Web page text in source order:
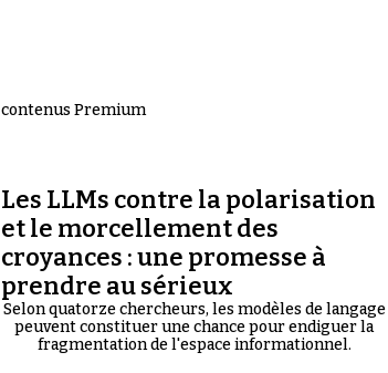
Premium
Les LLMs contre la polarisation
et le morcellement des
croyances : une promesse à
prendre au sérieux
Selon quatorze chercheurs, les modèles de langage
peuvent constituer une chance pour endiguer la
fragmentation de l'espace informationnel.